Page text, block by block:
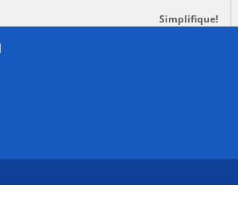
Simplifique!